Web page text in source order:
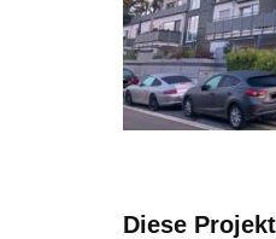
Diese